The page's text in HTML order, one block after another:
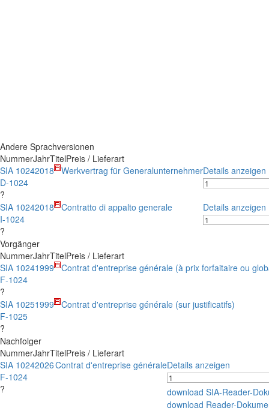
Andere Sprachversionen
NummerJahrTitelPreis / Lieferart
SIA 1024
D-1024
?
2018 Werkvertrag für GeneralunternehmerDetails anzeigen
SIA 1024
I-1024
?
2018 Contratto di appalto generale Details anzeigen
Vorgänger
NummerJahrTitelPreis / Lieferart
SIA 1024
F-1024
?
1999 Contrat d'entreprise générale (à prix forfaitaire ou
SIA 1025
F-1025
?
1999 Contrat d'entreprise générale (sur justificatifs)
Nachfolger
NummerJahrTitelPreis / Lieferart
SIA 1024
F-1024
?
2026Contrat d'entreprise généraleDetails anzeigen
download SIA-Reader-
download Reader-